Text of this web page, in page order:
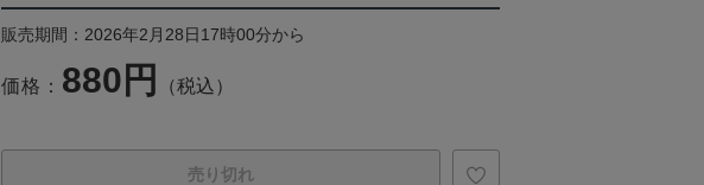
販売期間：2026年2月28日17時00分から
価格： 880円 （税込）
売り切れ